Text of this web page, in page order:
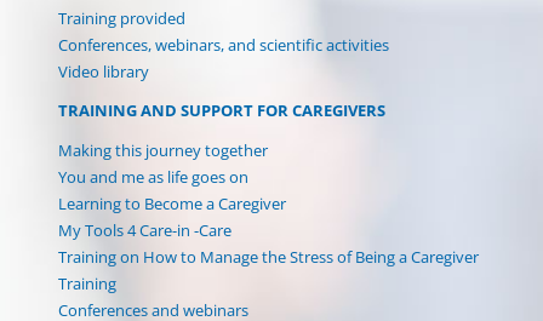
Training provided
Conferences, webinars, and scientific activities
Video library
TRAINING AND SUPPORT FOR CAREGIVERS
Making this journey together
You and me as life goes on
Learning to Become a Caregiver
My Tools 4 Care-in -Care
Training on How to Manage the Stress of Being a Caregiver
Training
Conferences and webinars